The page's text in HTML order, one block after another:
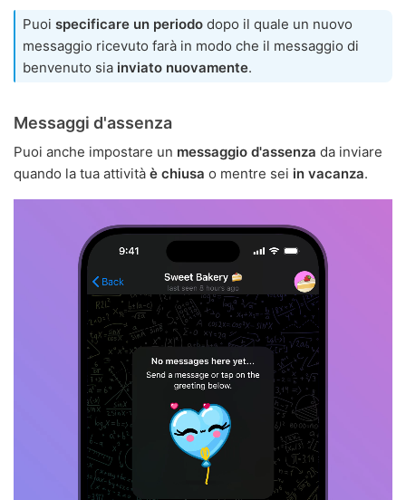
Puoi specificare un periodo dopo il quale un nuovo
messaggio ricevuto farà in modo che il messaggio di
benvenuto sia inviato nuovamente.
Messaggi d'assenza
Puoi anche impostare un messaggio d'assenza da inviare
quando la tua attività è chiusa o mentre sei in vacanza.